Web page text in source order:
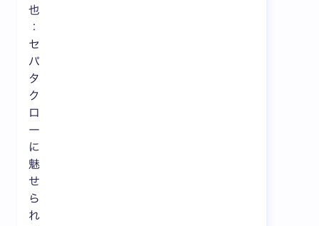
也
：
セ
パ
タ
ク
ロ
ー
に
魅
せ
ら
れ